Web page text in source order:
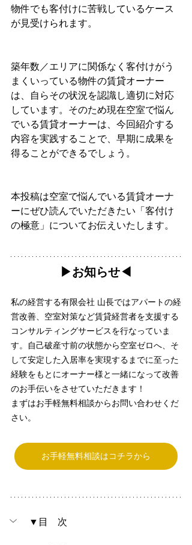
物件でも客付けに苦戦しているケース
が見受けられます。
築年数／エリアに関係なく客付けがう
まくいっている物件の賃貸オーナー
は、自らその状況を認識し適切に対応
しています。そのため現在空室で悩ん
でいる賃貸オーナーは、今回紹介する
内容を実践することで、早期に成果を
得ることができるでしょう。
本投稿は空室で悩んでいる賃貸オーナ
ーにぜひ読んでいただきたい「客付け
の極意」についてお伝えいたします。
▶︎お知らせ◀︎
私の経営する有限会社 山長ではアパートの経
営改善、空室対策など賃貸経営者を支援する
コンサルティングサービスを行なっていま
す。自己破産寸前の状態から空室ゼロへ、そ
して安定した入居率を実現するまでに至った
経験をもとにオーナー様と一緒になって改善
のお手伝いをさせていただきます！
まずはお手軽無料相談からお問い合わせくだ
さい。
お手軽無料相談はコチラから
▼目　次